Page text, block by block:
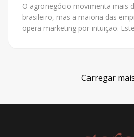
O agronegócio movimenta mais
brasileiro, mas a maioria das
opera marketing por intuição.
Carregar